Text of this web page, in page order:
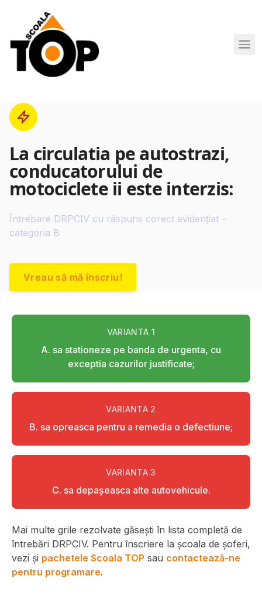
Scoala de Soferi TOP navigation
La circulatia pe autostrazi,
conducatorului de
motociclete ii este interzis:
Întrebare DRPCIV cu răspuns corect evidențiat –
categoria B
Vreau să mă înscriu!
VARIANTA 1
A. sa stationeze pe banda de urgenta, cu
exceptia cazurilor justificate;
VARIANTA 2
B. sa opreasca pentru a remedia o defectiune;
VARIANTA3
C. sa depaşeasca alte autovehicule.
Mai multe grile rezolvate găsești în lista completă de
întrebări DRPCIV. Pentru înscriere la școala de șoferi,
vezi și pachetele Scoala TOP sau contactează-ne
pentru programare.